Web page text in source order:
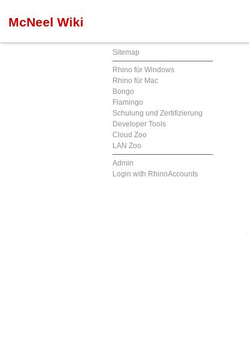
McNeel Wiki
Sitemap
Rhino für Windows
Rhino für Mac
Bongo
Flamingo
Schulung und Zertifizierung
Developer Tools
Cloud Zoo
LAN Zoo
Admin
Login with RhinoAccounts